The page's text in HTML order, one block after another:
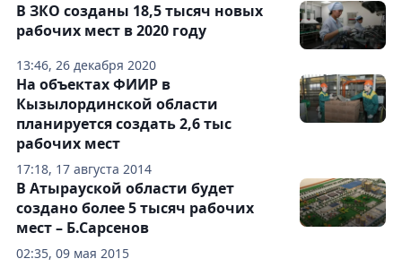
13:46, 26 декабря 2020
В ЗКО созданы 18,5 тысяч новых
рабочих мест в 2020 году
17:18, 17 августа 2014
На объектах ФИИР в
Кызылординской области
планируется создать 2,6 тыс
рабочих мест
02:35, 09 мая 2015
В Атырауской области будет
создано более 5 тысяч рабочих
мест – Б.Сарсенов